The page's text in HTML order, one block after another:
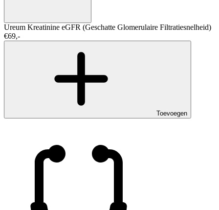
Ureum Kreatinine eGFR (Geschatte Glomerulaire Filtratiesnelheid)
€69,-
Toevoegen